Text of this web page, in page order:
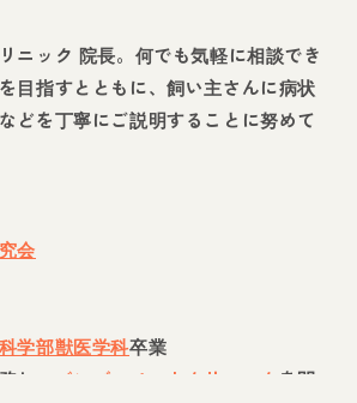
ニック 院長。何でも気軽に相談でき
目指すとともに、飼い主さんに病状
どを丁寧にご説明することに努めて
会
学部獣医学科卒業
し、
バンブーペットクリニック を開